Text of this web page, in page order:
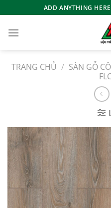
qua
nội
ADD ANYTHING
TRANG CHỦ / SÀN GỖ